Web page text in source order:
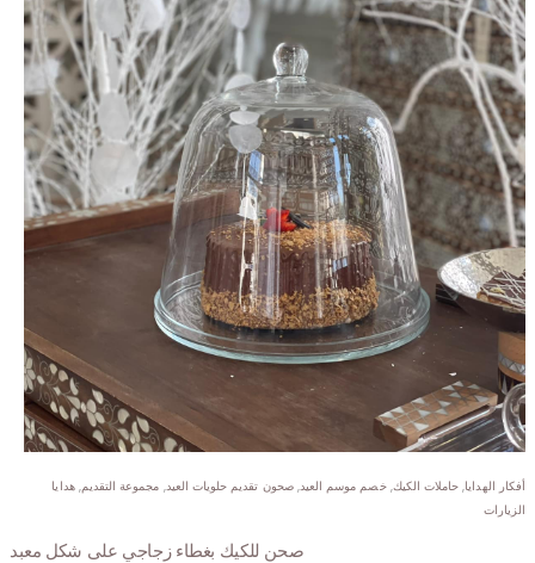
أفكار الهدايا, حاملات الكيك,خصم موسم العيد,صحون تقديم حلويات العيد, مجموعة التقديم,هدايا
الزيارات
صحن للكيك بغطاء زجاجي على شكل معبد